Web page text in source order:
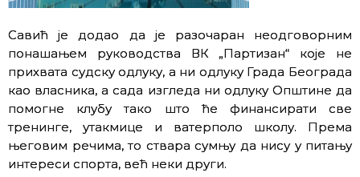
Савић је додао да је разочаран неодговорним
понашањем руководства ВК „Партизан“ које не
прихвата судску одлуку, а ни одлуку Града Београда
као власника, а сада изгледа ни одлуку Општине да
помогне клубу тако што ће финансирати све
тренинге, утакмице и ватерполо школу. Према
његовим речима, то ствара сумњу да нису у питању
интереси спорта, већ неки други.